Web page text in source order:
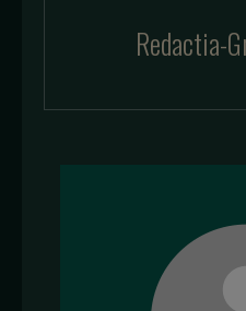
Redactia-